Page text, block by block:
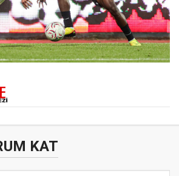
KAT